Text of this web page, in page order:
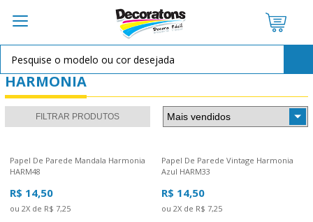
HARMONIA
FILTRAR PRODUTOS
Papel De Parede Mandala Harmonia
HARM48
R$ 14,50
ou 2X de R$ 7,25
Papel De Parede Vintage Harmonia
Azul HARM33
R$ 14,50
ou 2X de R$ 7,25